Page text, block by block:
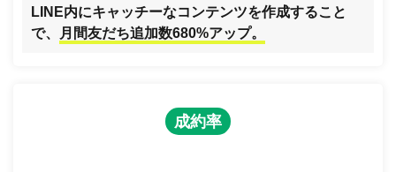
LINE内にキャッチーなコンテンツを作成すること
で、
月間友だち追加数680%アップ。
成約率